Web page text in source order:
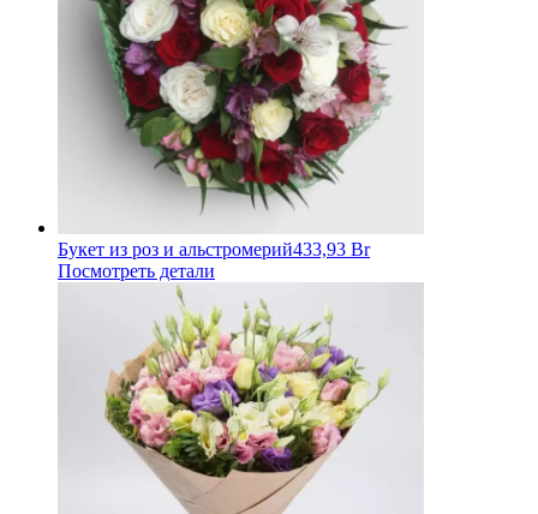
Букет из роз и альстромерий433,93 Br
Посмотреть детали